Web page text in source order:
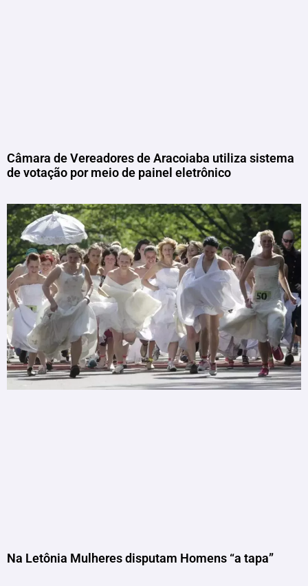
Câmara de Vereadores de Aracoiaba utiliza sistema
de votação por meio de painel eletrônico
Na Letônia Mulheres disputam Homens “a tapa”